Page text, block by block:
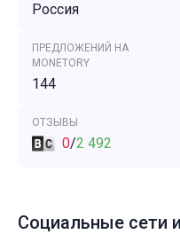
Россия
ПРЕДЛОЖЕНИЙ НА
MONETORY
144
ОТЗЫВЫ
0/2 492
Социальные сети